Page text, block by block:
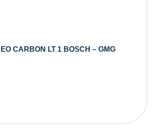
CARBON LT 1 BOSCH – GMG